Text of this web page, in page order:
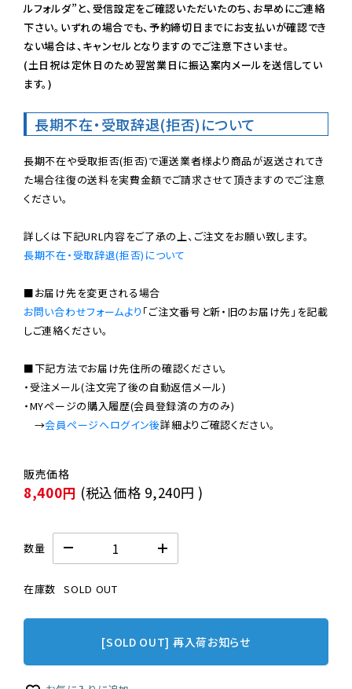
ルフォルダ”と、受信設定をご確認いただいたのち、お早めにご連絡
下さい。いずれの場合でも、予約締切日までにお支払いが確認でき
ない場合は、キャンセルとなりますのでご注意下さいませ。
(土日祝は定休日のため翌営業日に振込案内メールを送信してい
ます。)
長期不在・受取辞退(拒否)について
長期不在や受取拒否(拒否)で運送業者様より商品が返送されてき
た場合往復の送料を実費金額でご請求させて頂きますのでご注意
ください。
長期不在・受取辞退(拒否)について
お問い合わせフォームより 「ご注文番号と新・旧のお届け先」を記載
しご連絡ください。
■下記方法でお届け先住所の確認ください。
・受注メール(注文完了後の自動返信メール)
・MYページの購入履歴(会員登録済の方のみ)
→会員ページへログイン後
8,400円 (税込価格 9,240円 )
数量
在庫数 SOLD OUT
[SOLD OUT] 再入荷お知らせ